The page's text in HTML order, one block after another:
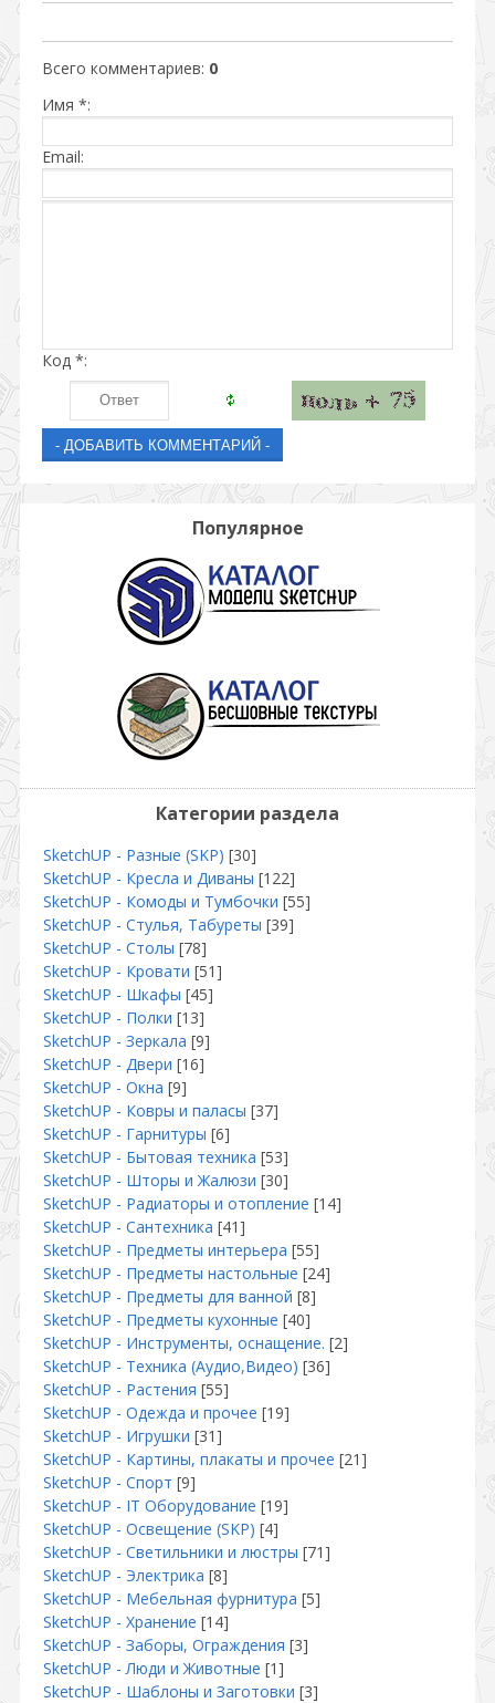
Всего комментариев: 0
Имя *:
Email:
Код *:
Популярное
Категории раздела
SketchUP - Разные (SKP) [30]
SketchUP - Кресла и Диваны [122]
SketchUP - Комоды и Тумбочки [55]
SketchUP - Стулья, Табуреты [39]
SketchUP - Столы [78]
SketchUP - Кровати [51]
SketchUP - Шкафы [45]
SketchUP - Полки [13]
SketchUP - Зеркала [9]
SketchUP - Двери [16]
SketchUP - Окна [9]
SketchUP - Ковры и паласы [37]
SketchUP - Гарнитуры [6]
SketchUP - Бытовая техника [53]
SketchUP - Шторы и Жалюзи [30]
SketchUP - Радиаторы и отопление [14]
SketchUP - Сантехника [41]
SketchUP - Предметы интерьера [55]
SketchUP - Предметы настольные [24]
SketchUP - Предметы для ванной [8]
SketchUP - Предметы кухонные [40]
SketchUP - Инструменты, оснащение. [2]
SketchUP - Техника (Аудио,Видео) [36]
SketchUP - Растения [55]
SketchUP - Одежда и прочее [19]
SketchUP - Игрушки [31]
SketchUP - Картины, плакаты и прочее [21]
SketchUP - Спорт [9]
SketchUP - IT Оборудование [19]
SketchUP - Освещение (SKP) [4]
SketchUP - Светильники и люстры [71]
SketchUP - Электрика [8]
SketсhUP - Мебельная фурнитура [5]
SketchUP - Хранение [14]
SketchUP - Заборы, Ограждения [3]
SketchUP - Люди и Животные [1]
SketchUP - Шаблоны и Заготовки [3]